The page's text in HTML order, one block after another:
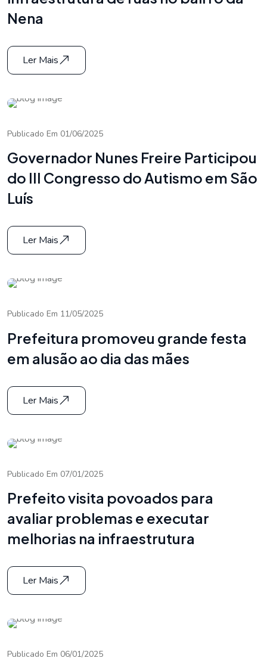
Nena
Ler Mais
Publicado Em 01/06/2025
Governador Nunes Freire Participou
do III Congresso do Autismo em São
Luís
Ler Mais
Publicado Em 11/05/2025
Prefeitura promoveu grande festa
em alusão ao dia das mães
Ler Mais
Publicado Em 07/01/2025
Prefeito visita povoados para
avaliar problemas e executar
melhorias na infraestrutura
Ler Mais
Publicado Em 06/01/2025